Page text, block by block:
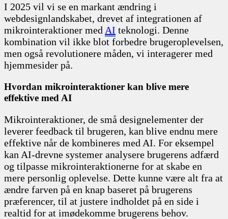
I 2025 vil vi se en markant ændring i
webdesignlandskabet, drevet af integrationen af
mikrointeraktioner med AI teknologi. Denne
kombination vil ikke blot forbedre brugeroplevelsen,
men også revolutionere måden, vi interagerer med
hjemmesider på.
Hvordan mikrointeraktioner kan blive mere
effektive med AI
Mikrointeraktioner, de små designelementer der
leverer feedback til brugeren, kan blive endnu mere
effektive når de kombineres med AI. For eksempel
kan AI-drevne systemer analysere brugerens adfærd
og tilpasse mikrointeraktionerne for at skabe en
mere personlig oplevelse. Dette kunne være alt fra at
ændre farven på en knap baseret på brugerens
præferencer, til at justere indholdet på en side i
realtid for at imødekomme brugerens behov.